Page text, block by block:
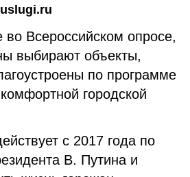
во Всероссийском опросе,
выбирают объекты,
по программе
городской
с 2017 года по
В. Путина и